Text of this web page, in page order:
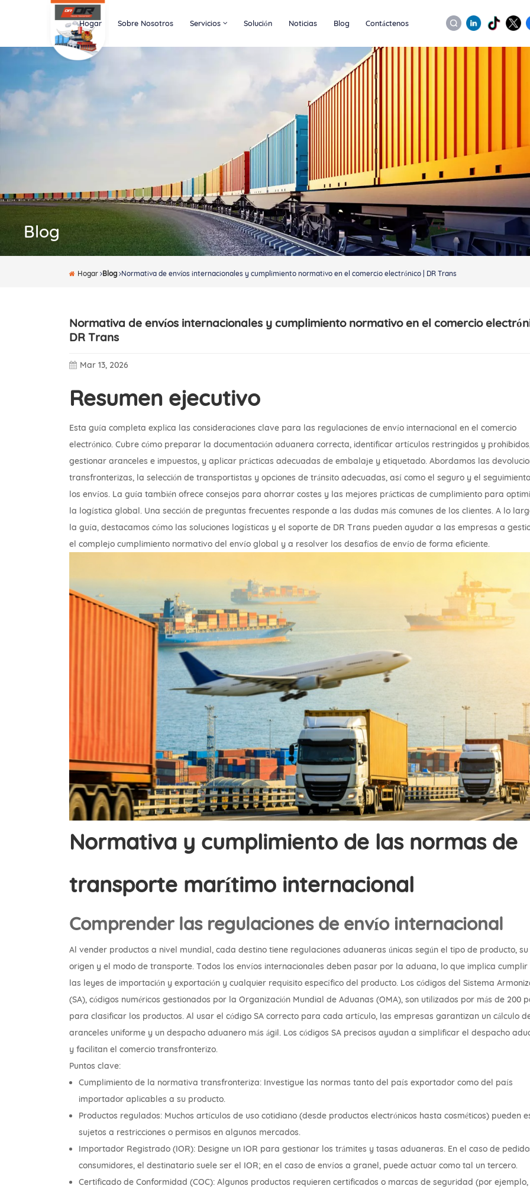
Hogar Sobre Nosotros Servicios Solución Noticias Blog Contáctenos
Blog
Hogar Blog Normativa de envíos internacionales y cumplimiento normativo en el comercio electrónico | DR Trans
Normativa de envíos internacionales y cumplimiento normativo en el comercio
DR Trans
Mar 13, 2026
Resumen ejecutivo
Esta guía completa explica las consideraciones clave para las regulaciones de envío internacional en el comercio
electrónico. Cubre cómo preparar la documentación aduanera correcta, identificar artículos restringidos y
gestionar aranceles e impuestos, y aplicar prácticas adecuadas de embalaje y etiquetado. Abordamos las
transfronterizas, la selección de transportistas y opciones de tránsito adecuadas, así como el seguro y el
los envíos. La guía también ofrece consejos para ahorrar costes y las mejores prácticas de cumplimiento para
la logística global. Una sección de preguntas frecuentes responde a las dudas más comunes de los clientes. A lo
la guía, destacamos cómo las soluciones logísticas y el soporte de DR Trans pueden ayudar a las empresas a
el complejo cumplimiento normativo del envío global y a resolver los desafíos de envío de forma eficiente.
Normativa y cumplimiento de las normas de
transporte marítimo internacional
Comprender las regulaciones de envío internacional
Al vender productos a nivel mundial, cada destino tiene regulaciones aduaneras únicas según el tipo de producto, su
origen y el modo de transporte. Todos los envíos internacionales deben pasar por la aduana, lo que implica cumplir
las leyes de importación y exportación y cualquier requisito específico del producto. Los códigos del Sistema
(SA), códigos numéricos gestionados por la Organización Mundial de Aduanas (OMA), son utilizados por más de 200
para clasificar los productos. Al usar el código SA correcto para cada artículo, las empresas garantizan un cálculo
aranceles uniforme y un despacho aduanero más ágil. Los códigos SA precisos ayudan a simplificar el despacho
y facilitan el comercio transfronterizo.
Puntos clave:
Cumplimiento de la normativa transfronteriza: Investigue las normas tanto del país exportador como del país
importador aplicables a su producto.
Productos regulados: Muchos artículos de uso cotidiano (desde productos electrónicos hasta cosméticos) pueden
sujetos a restricciones o permisos en algunos mercados.
Importador Registrado (IOR): Designe un IOR para gestionar los trámites y tasas aduaneras. En el caso de
consumidores, el destinatario suele ser el IOR; en el caso de envíos a granel, puede actuar como tal un tercero.
Certificado de Conformidad (COC): Algunos productos requieren certificados o marcas de seguridad (por ejemplo,